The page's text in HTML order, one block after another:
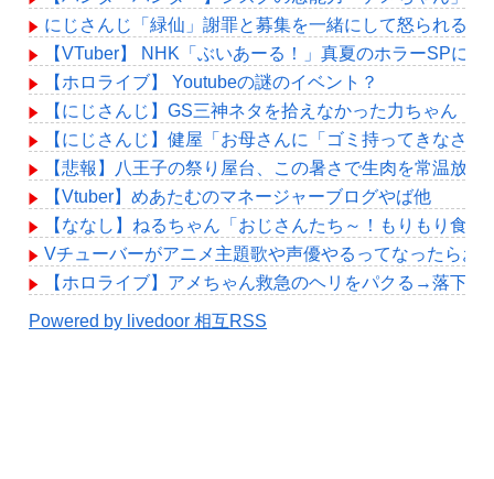
にじさんじ「緑仙」謝罪と募集を一緒にして怒られる
【VTuber】 NHK「ぶいあーる！」真夏のホラーSPに
【ホロライブ】 Youtubeの謎のイベント？
【にじさんじ】GS三神ネタを拾えなかった力ちゃん
【にじさんじ】健屋「お母さんに「ゴミ持ってきなさ
【悲報】八王子の祭り屋台、この暑さで生肉を常温放
【Vtuber】めあたむのマネージャーブログやば他
【ななし】ねるちゃん「おじさんたち～！もりもり食
Vチューバーがアニメ主題歌や声優やるってなったら
【ホロライブ】アメちゃん救急のヘリをパクる→落下【
Powered by livedoor 相互RSS